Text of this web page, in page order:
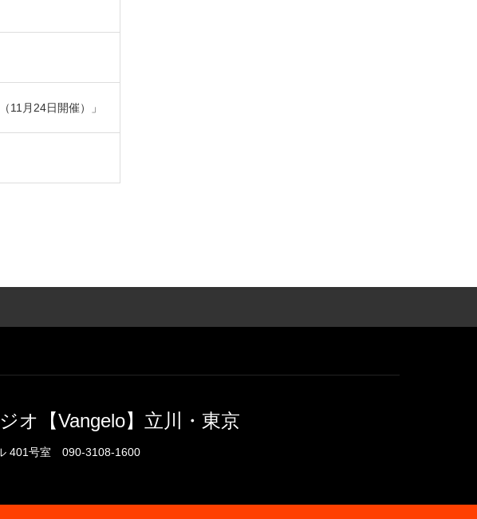
11月24日開催）」
オ【Vangelo】立川・東京
401号室 090-3108-1600